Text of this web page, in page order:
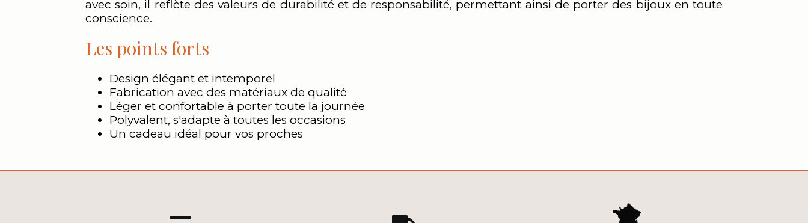
avec soin, il reflète des valeurs de durabilité et de responsabilité, permettant ainsi de porter des bijoux en toute
conscience.
Les points forts
Design élégant et intemporel
Fabrication avec des matériaux de qualité
Léger et confortable à porter toute la journée
Polyvalent, s'adapte à toutes les occasions
Un cadeau idéal pour vos proches